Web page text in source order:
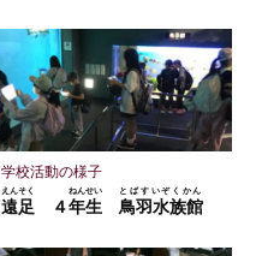
学校活動の様子
遠足
えんそく
４年生
ねんせい
鳥羽水族館
とばすいぞくかん